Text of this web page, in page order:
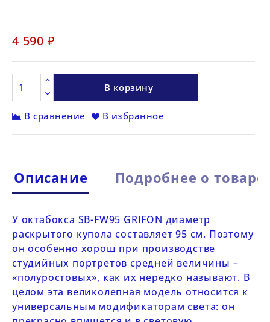
4 590 ₽
В корзину
В сравнение В избранное
Описание Подробнее о товаре
У октабокса SB-FW95 GRIFON диаметр
раскрытого купола составляет 95 см. Поэтому
он особенно хорош при производстве
студийных портретов средней величины –
«полуростовых», как их нередко называют. В
целом эта великолепная модель относится к
универсальным модификаторам света: он